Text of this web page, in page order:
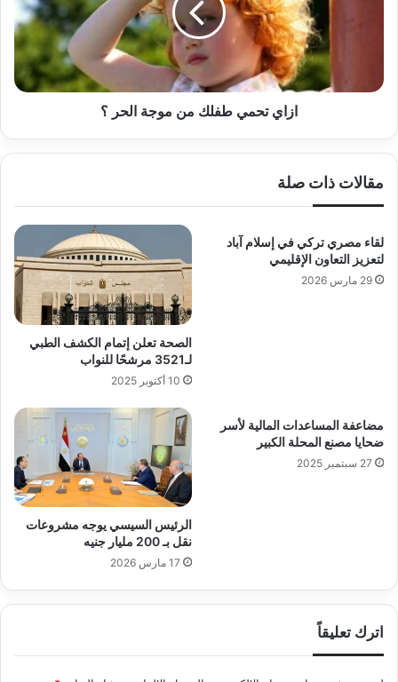
ازاي تحمي طفلك من موجة الحر ؟
مقالات ذات صلة
لقاء مصري تركي في إسلام آباد
لتعزيز التعاون الإقليمي
29 مارس 2026
الصحة تعلن إتمام الكشف الطبي
لـ3521 مرشحًا للنواب
10 أكتوبر 2025
مضاعفة المساعدات المالية لأسر
ضحايا مصنع المحلة الكبير
27 سبتمبر 2025
الرئيس السيسي يوجه مشروعات
نقل بـ 200 مليار جنيه
17 مارس 2026
اترك تعليقاً